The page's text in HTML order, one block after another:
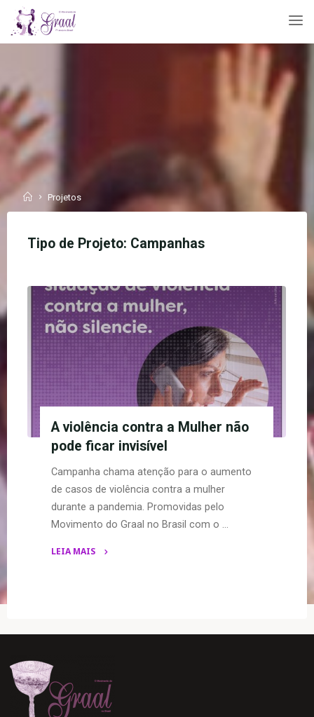
content
HomeProjetos
Tipo de Projeto: Campanhas
A violência contra a Mulher não
pode ficar invisível
Campanha chama atenção para o aumento
de casos de violência contra a mulher
durante a pandemia. Promovidas pelo
Movimento do Graal no Brasil com o …
LEIA MAIS
Mulher
pode
ficar
invisível"